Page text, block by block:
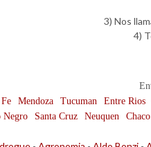
3) Nos
4)
Mendoza Tucuman Entre Rios
Negro Santa Cruz Neuquen
Chaco